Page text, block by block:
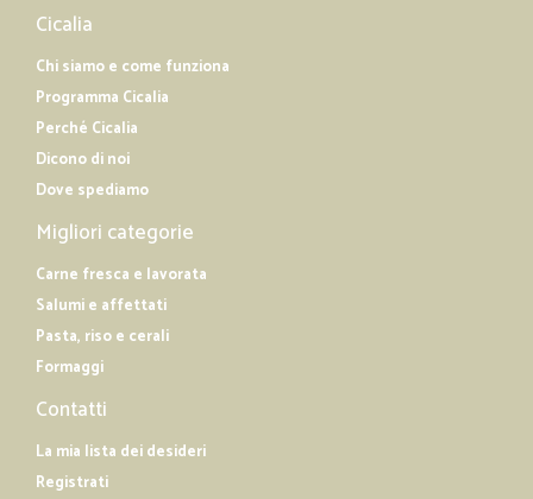
Cicalia
Chi siamo e come funziona
Programma Cicalia
Perché Cicalia
Dicono di noi
Dove spediamo
Migliori categorie
Carne fresca e lavorata
Salumi e affettati
Pasta, riso e cerali
Formaggi
Contatti
La mia lista dei desideri
Registrati